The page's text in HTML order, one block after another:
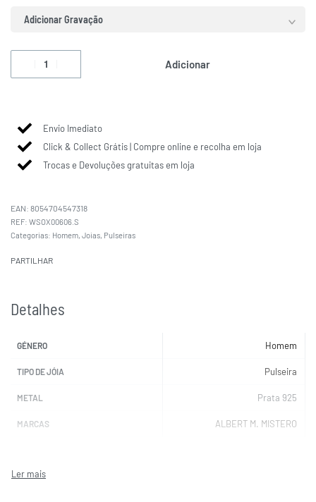
Adicionar Gravação
Adicionar
Envio Imediato
Click & Collect Grátis | Compre online e recolha em loja
Trocas e Devoluções gratuitas em loja
EAN: 8054704547318
WSOX00606.S
Categorias: Homem, Joias, Pulseiras
PARTILHAR
Detalhes
GÉNERO Homem
TIPO DE JÓIA Pulseira
METAL Prata 925
MARCAS ALBERT M. MISTERO